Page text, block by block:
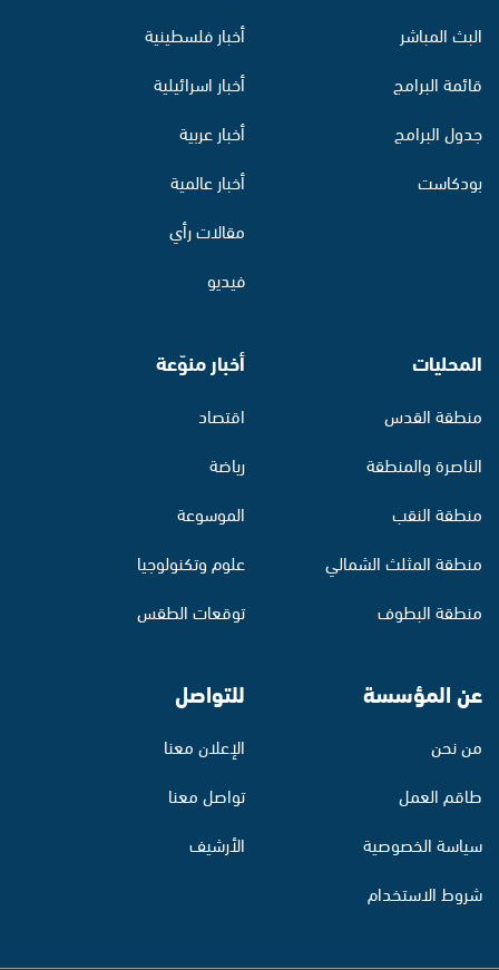
البث المباشر
قائمة البرامج
جدول البرامج
بودكاست
أخبار فلسطينية
أخبار اسرائيلية
أخبار عربية
أخبار عالمية
مقالات رأي
فيديو
المحليات
منطقة القدس
الناصرة والمنطقة
منطقة النقب
منطقة المثلث الشمالي
منطقة البطوف
أخبار منوّعة
اقتصاد
رياضة
الموسوعة
علوم وتكنولوجيا
توقعات الطقس
عن المؤسسة
من نحن
طاقم العمل
سياسة الخصوصية
شروط الاستخدام
للتواصل
الإعلان معنا
تواصل معنا
الأرشيف